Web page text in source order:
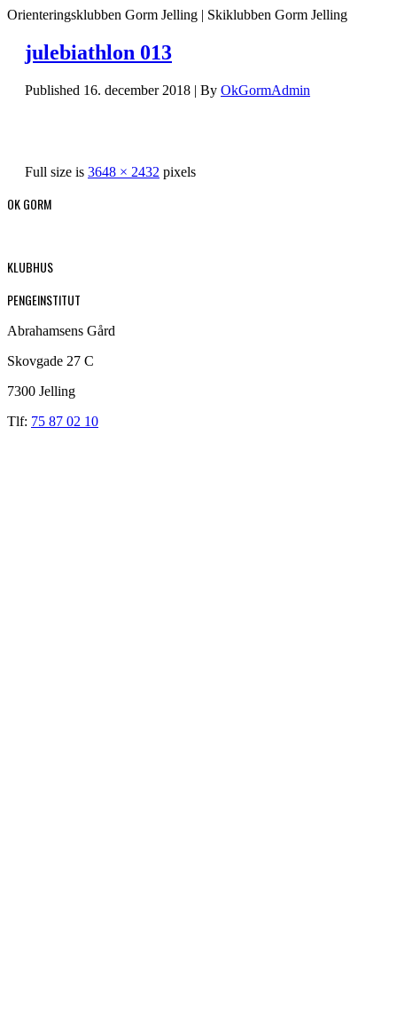
Orienteringsklubben Gorm Jelling | Skiklubben Gorm Jelling
julebiathlon 013
Published 16. december 2018 | By OkGormAdmin
Full size is 3648 × 2432 pixels
OK GORM
KLUBHUS
PENGEINSTITUT
Abrahamsens Gård
Skovgade 27 C
7300 Jelling
Tlf: 75 87 02 10